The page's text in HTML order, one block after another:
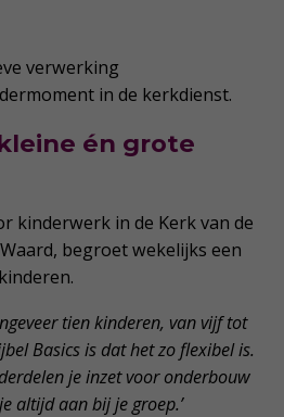
verwerking
in de kerkdienst.
én grote
kinderwerk in de Kerk van de
begroet wekelijks een
tien kinderen, van vijf tot
Basics is dat het zo flexibel is.
je inzet voor onderbouw
altijd aan bij je groep.’